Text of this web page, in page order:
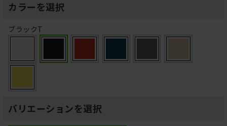
カラーを選択
ブラックT
バリエーションを選択